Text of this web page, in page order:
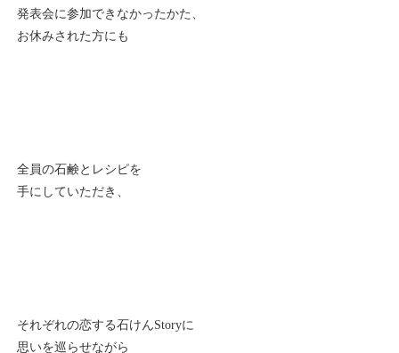
発表会に参加できなかったかた、
お休みされた方にも
全員の石鹸とレシピを
手にしていただき、
それぞれの恋する石けんStoryに
思いを巡らせながら